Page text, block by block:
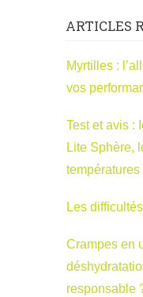
ARTICLES
Myrtilles :
vos
Test et avis :
Lite Sphère,
Les
Crampes en
responsable